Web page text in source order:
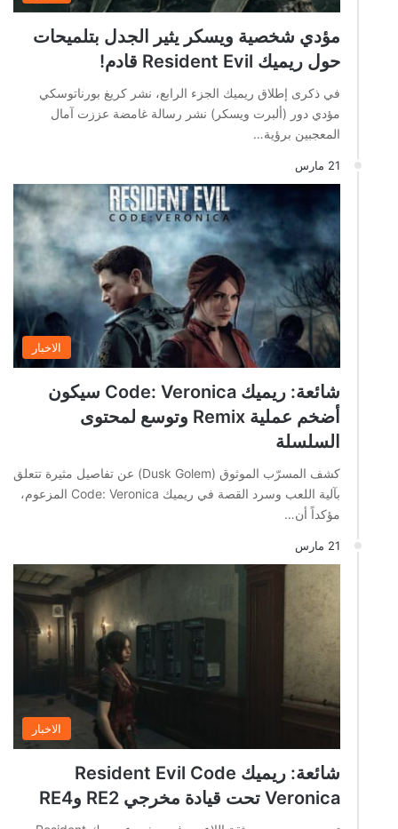
مؤدي شخصية ويسكر يثير الجدل بتلميحات
حول ريميك Resident Evil قادم!
في ذكرى إطلاق ريميك الجزء الرابع، نشر كريغ بورناتوسكي
مؤدي دور (ألبرت ويسكر) نشر رسالة غامضة عززت آمال
المعجبين برؤية…
21 مارس
الاخبار
شائعة: ريميك Code: Veronica سيكون
أضخم عملية Remix وتوسع لمحتوى
السلسلة
كشف المسرّب الموثوق (Dusk Golem) عن تفاصيل مثيرة تتعلق
بآلية اللعب وسرد القصة في ريميك Code: Veronica المزعوم،
مؤكداً أن…
21 مارس
الاخبار
شائعة: ريميك Resident Evil Code
Veronica تحت قيادة مخرجي RE2 وRE4